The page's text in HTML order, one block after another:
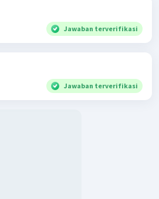
Jawaban terverifikasi
Jawaban terverifikasi